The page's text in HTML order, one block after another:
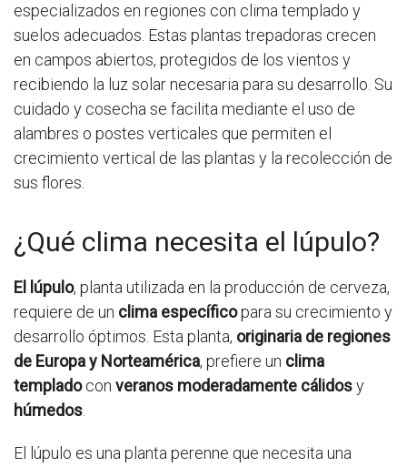
especializados en regiones con clima templado y
suelos adecuados. Estas plantas trepadoras crecen
en campos abiertos, protegidos de los vientos y
recibiendo la luz solar necesaria para su desarrollo. Su
cuidado y cosecha se facilita mediante el uso de
alambres o postes verticales que permiten el
crecimiento vertical de las plantas y la recolección de
sus flores.
¿Qué clima necesita el lúpulo?
El lúpulo, planta utilizada en la producción de cerveza,
requiere de un clima específicopara su crecimiento y
desarrollo óptimos. Esta planta, originaria de regiones
de Europa y Norteamérica, prefiere un clima
templadocon veranos moderadamente cálidosy
húmedos.
El lúpulo es una planta perenne que necesita una